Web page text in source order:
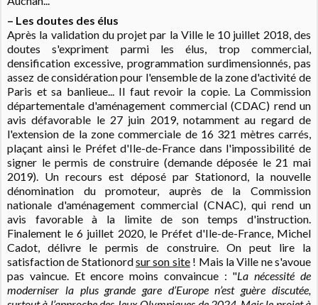
– Les doutes des élus
Après la validation du projet par la Ville le 10 juillet 2018, des
doutes s'expriment parmi les élus, trop commercial,
densification excessive, programmation surdimensionnés, pas
assez de considération pour l'ensemble de la zone d'activité de
Paris et sa banlieue... Il faut revoir la copie. La Commission
départementale d'aménagement commercial (CDAC) rend un
avis défavorable le 27 juin 2019, notamment au regard de
l'extension de la zone commerciale de 16 321 mètres carrés,
plaçant ainsi le Préfet d'Ile-de-France dans l'impossibilité de
signer le permis de construire (demande déposée le 21 mai
2019). Un recours est déposé par Stationord, la nouvelle
dénomination du promoteur, auprès de la Commission
nationale d'aménagement commercial (CNAC), qui rend un
avis favorable à la limite de son temps d'instruction.
Finalement le 6 juillet 2020, le Préfet d'Ile-de-France, Michel
Cadot, délivre le permis de construire. On peut lire la
satisfaction de Stationordsur son site! Mais la Ville ne s'avoue
pas vaincue. Et encore moins convaincue : "La nécessité de
moderniser la plus grande gare d’Europe n’est guère discutée,